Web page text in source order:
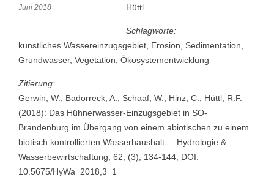
Juni 2018
Hüttl
Schlagworte:
kunstliches Wassereinzugsgebiet, Erosion, Sedimentation,
Grundwasser, Vegetation, Ökosystementwicklung
Zitierung:
Gerwin, W., Badorreck, A., Schaaf, W., Hinz, C., Hüttl, R.F.
(2018): Das Hühnerwasser-Einzugsgebiet in SO-
Brandenburg im Übergang von einem abiotischen zu einem
biotisch kontrollierten Wasserhaushalt – Hydrologie &
Wasserbewirtschaftung, 62, (3), 134-144; DOI:
10.5675/HyWa_2018,3_1